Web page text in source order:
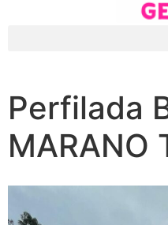
Perfilada
MARANO